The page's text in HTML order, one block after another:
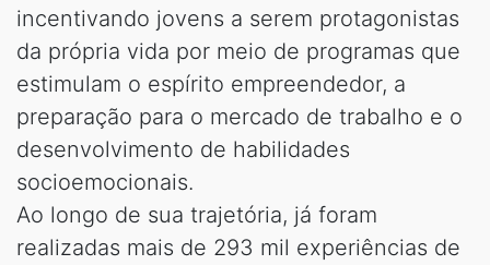
incentivando jovens a serem protagonistas
da própria vida por meio de programas que
estimulam o espírito empreendedor, a
preparação para o mercado de trabalho e o
desenvolvimento de habilidades
socioemocionais.
Ao longo de sua trajetória, já foram
realizadas mais de 293 mil experiências de